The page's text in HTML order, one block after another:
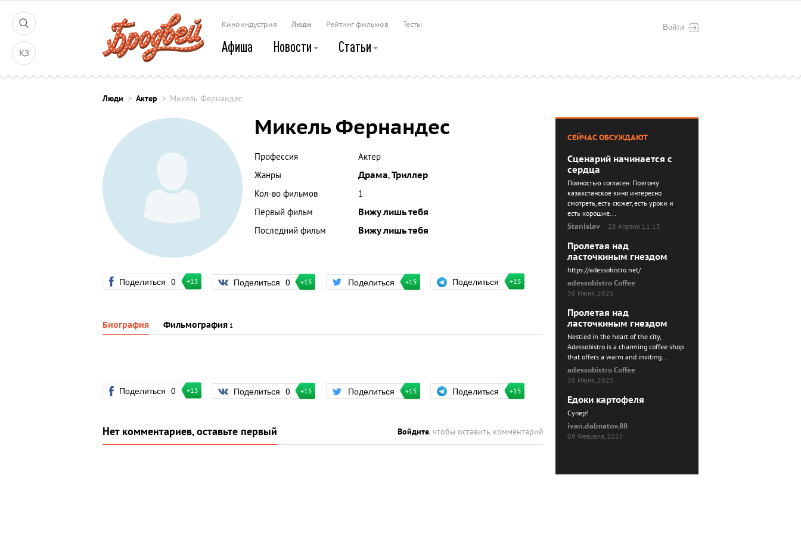
ҚЗ
Войти
Киноиндустрия Люди Рейтинг фильмов Тесты
Афиша Новости Статьи
Люди Актер Микель Фернандес
Микель Фернандес
Профессия
Актер
Жанры
Драма,Триллер
Кол-во фильмов
1
Первый фильм
Вижу лишь тебя
Последний фильм
Вижу лишь тебя
Поделиться 0 +15 Поделиться 0 +15 Поделиться +15 Поделиться +15
Биография Фильмография 1
Поделиться 0 +15 Поделиться 0 +15 Поделиться +15 Поделиться +15
Нет комментариев, оставьте первый Войдите, чтобы оставить комментарий
СЕЙЧАС ОБСУЖДАЮТ
Сценарий начинается с
сердца
Полностью согласен. Поэтому
казахстанское кино интересно
смотреть, есть сюжет, есть уроки и
есть хорошие...
Stanislav
28 Апреля 11:13
Пролетая над
ласточкиным гнездом
https://adessobistro.net/
adessobistro Coffee
30 Июня, 2025
Пролетая над
ласточкиным гнездом
Nestled in the heart of the city,
Adessobistro is a charming coffee shop
that offers a warm and inviting...
adessobistro Coffee
30 Июня, 2025
Едоки картофеля
Cупер!
ivan.dalmatov.88
09 Февраля, 2025